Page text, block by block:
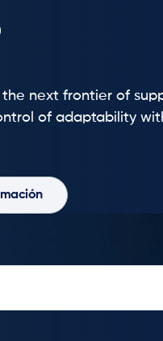
the next frontier of
of adaptability